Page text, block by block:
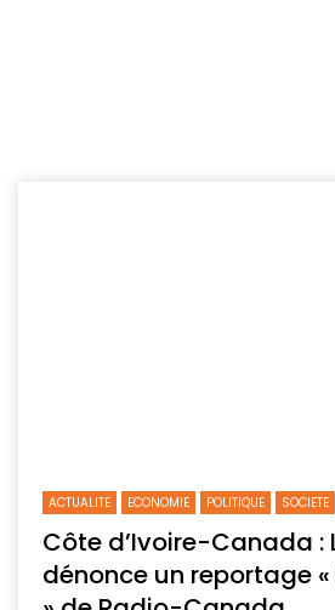
ACTUALITE ECONOMIE POLITIQUE SOCIETE
Côte d’Ivoire-Canada :
dénonce un reportage